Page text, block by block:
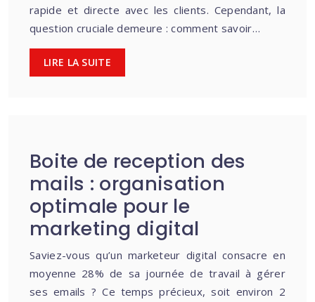
rapide et directe avec les clients. Cependant, la
question cruciale demeure : comment savoir…
LIRE LA SUITE
Boite de reception des
mails : organisation
optimale pour le
marketing digital
Saviez-vous qu’un marketeur digital consacre en
moyenne 28% de sa journée de travail à gérer
ses emails ? Ce temps précieux, soit environ 2